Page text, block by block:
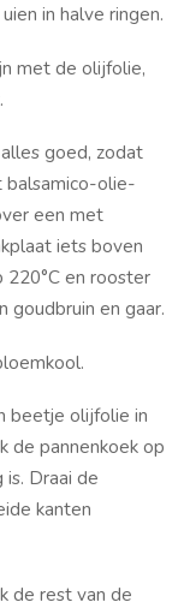
in halve ringen.
met de olijfolie,
goed, zodat
balsamico-olie-
een met
iets boven
en rooster
en gaar.
beetje olijfolie in
de pannenkoek op
Draai de
kanten
de rest van de